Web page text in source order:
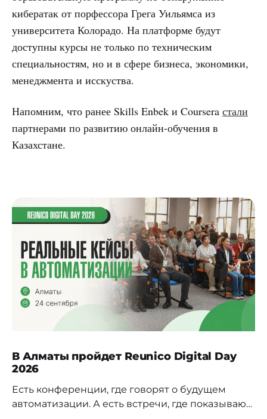
кибератак от порфессора Грега Уильямса из
университета Колорадо. На платформе будут
доступны курсы не только по техническим
специальностям, но и в сфере бизнеса, экономики,
менеджмента и исскуства.
Напомним, что ранее Skills Enbek и Coursera стали
партнерами по развитию онлайн-обучения в
Казахстане.
В Алматы пройдет Reunico Digital Day
2026
Есть конференции, где говорят о будущем
автоматизации. А есть встречи, где показывают,